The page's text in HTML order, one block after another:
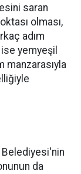
saran
olması,
adım
yemyeşil
manzarasıyla
da